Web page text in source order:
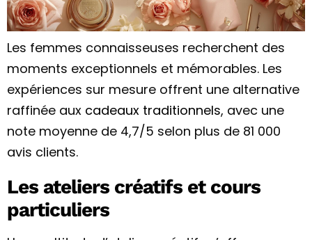
Les femmes connaisseuses recherchent des
moments exceptionnels et mémorables. Les
expériences sur mesure offrent une alternative
raffinée aux cadeaux traditionnels, avec une
note moyenne de 4,7/5 selon plus de 81 000
avis clients.
Les ateliers créatifs et cours
particuliers